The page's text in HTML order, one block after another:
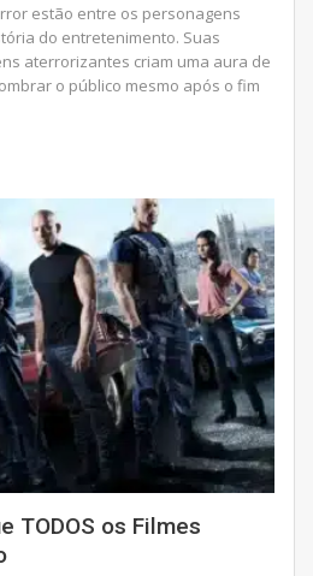
estão entre os personagens
do entretenimento. Suas
aterrorizantes criam uma aura de
o público mesmo após o fim
TODOS os Filmes